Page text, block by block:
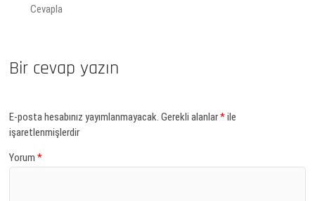
Cevapla
Bir cevap yazın
E-posta hesabınız yayımlanmayacak. Gerekli alanlar*ile
işaretlenmişlerdir
Yorum*